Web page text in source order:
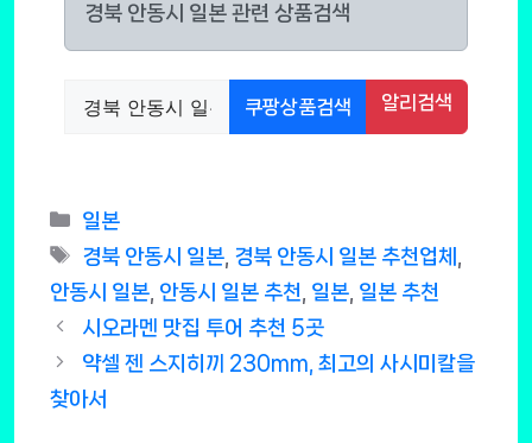
경북 안동시 일본 관련 상품검색
쿠팡상품검색 알리검색
Categories
일본
Tags
경북 안동시 일본 경북 안동시 일본 추천업체
안동시 일본 안동시 일본 추천 일본 일본 추천
시오라멘 맛집 투어 추천 5곳
약셀 젠 스지히끼 230mm, 최고의 사시미칼을
찾아서